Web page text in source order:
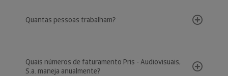
Quantas pessoas trabalham?
Quais números de faturamento Pris - Audiovisuais,
S.a. maneja anualmente?